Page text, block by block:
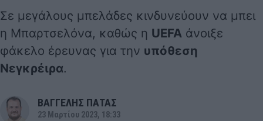
Σε μεγάλους μπελάδες κινδυνεύουν να μπει
η Μπαρτσελόνα, καθώς η UEFA άνοιξε
φάκελο έρευνας για την υπόθεση
Νεγκρέιρα.
ΒΑΓΓΕΛΗΣ ΠΑΤΑΣ
23 Μαρτίου 2023, 18:33